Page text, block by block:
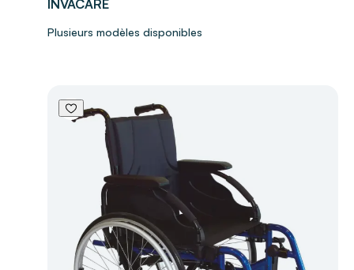
INVACARE
Plusieurs modèles disponibles